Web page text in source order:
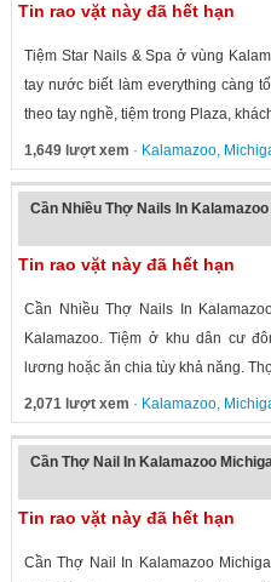
Tin rao vặt này đã hết hạn
Tiệm Star Nails & Spa ở vùng
tay nước biết làm everything càng
theo tay nghề, tiệm trong Plaza,
1,649 lượt xem · Kalamazoo,
Cần Nhiều Thợ Nails In Kalamazoo
Tin rao vặt này đã hết hạn
Cần Nhiều Thợ Nails In
Kalamazoo. Tiệm ở khu dân cư
lương hoặc ăn chia tùy khả năng.
2,071 lượt xem · Kalamazoo,
Cần Thợ Nail In Kalamazoo
Tin rao vặt này đã hết hạn
Cần Thợ Nail In Kalamazoo